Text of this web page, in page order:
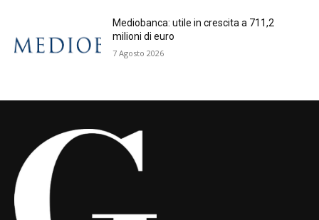
Mediobanca: utile in crescita a 711,2
milioni di euro
7 Agosto 2026